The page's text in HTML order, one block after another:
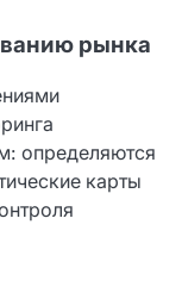
рынка
определяются
карты